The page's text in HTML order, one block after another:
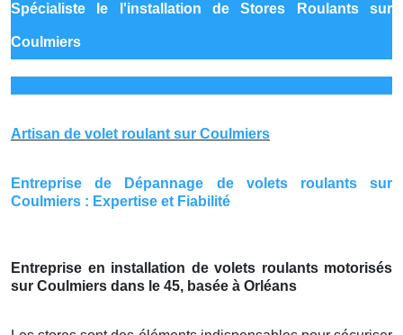
Spécialiste le l'installation de Stores Roulants sur
Coulmiers
Artisan de volet roulant sur Coulmiers
Entreprise de Dépannage de volets roulants sur
Coulmiers : Expertise et Fiabilité
Entreprise en installation de volets roulants motorisés
sur Coulmiers dans le 45, basée à Orléans